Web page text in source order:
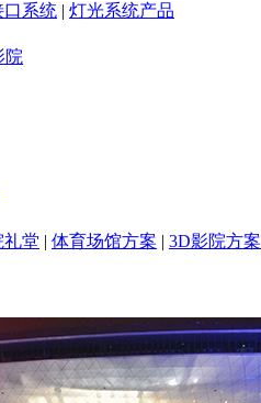
口系统 | 灯光系统产品
院
礼堂 | 体育场馆方案 | 3D影院方案